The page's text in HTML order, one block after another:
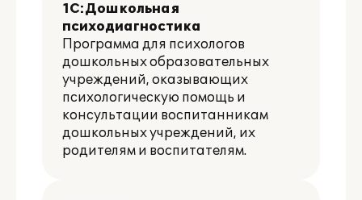
1С:Дошкольная
психодиагностика
Программа для психологов
дошкольных образовательных
учреждений, оказывающих
психологическую помощь и
консультации воспитанникам
дошкольных учреждений, их
родителям и воспитателям.